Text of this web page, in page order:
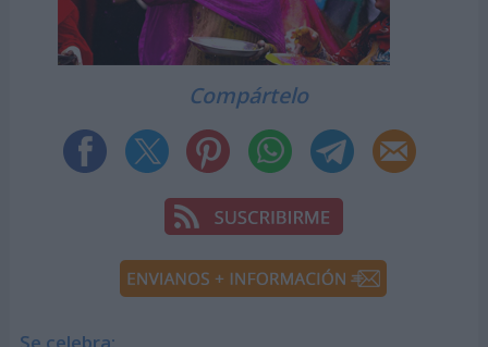
Compártelo